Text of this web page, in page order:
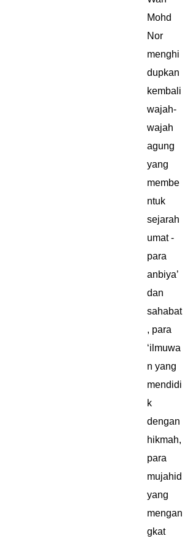
Mohd
Nor
menghi
dupkan
kembali
wajah-
wajah
agung
yang
membe
ntuk
sejarah
umat -
para
anbiya’
dan
sahabat
, para
‘ilmuwa
n yang
mendidi
k
dengan
hikmah,
para
mujahid
yang
mengan
gkat